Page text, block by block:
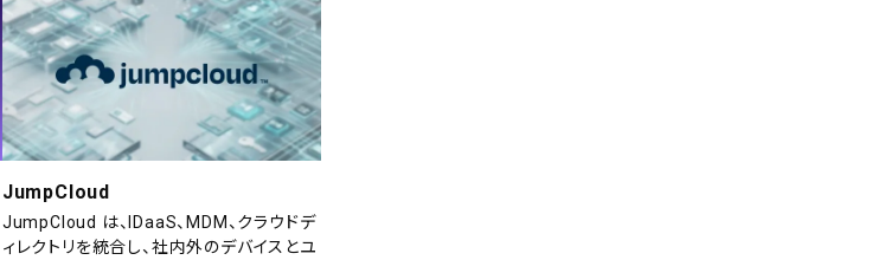
JumpCloud
JumpCloud は、IDaaS、MDM、クラウドデ
ィレクトリを統合し、社内外のデバイスとユ